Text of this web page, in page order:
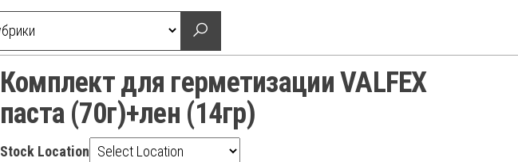
Комплект для герметизации VALFEX
паста (70г)+лен (14гр)
Stock Location